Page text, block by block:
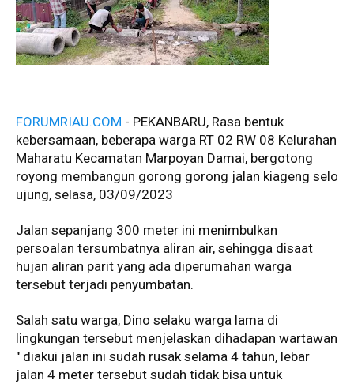
FORUMRIAU.COM - PEKANBARU, Rasa bentuk
kebersamaan, beberapa warga RT 02 RW 08 Kelurahan
Maharatu Kecamatan Marpoyan Damai, bergotong
royong membangun gorong gorong jalan kiageng selo
ujung, selasa, 03/09/2023
Jalan sepanjang 300 meter ini menimbulkan
persoalan tersumbatnya aliran air, sehingga disaat
hujan aliran parit yang ada diperumahan warga
tersebut terjadi penyumbatan.
Salah satu warga, Dino selaku warga lama di
lingkungan tersebut menjelaskan dihadapan wartawan
" diakui jalan ini sudah rusak selama 4 tahun, lebar
jalan 4 meter tersebut sudah tidak bisa untuk